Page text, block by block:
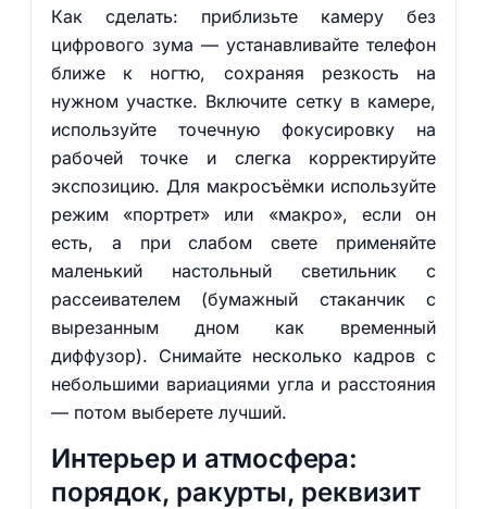
Как сделать: приблизьте камеру без
цифрового зума — устанавливайте телефон
ближе к ногтю, сохраняя резкость на
нужном участке. Включите сетку в камере,
используйте точечную фокусировку на
рабочей точке и слегка корректируйте
экспозицию. Для макросъёмки используйте
режим «портрет» или «макро», если он
есть, а при слабом свете применяйте
маленький настольный светильник с
рассеивателем (бумажный стаканчик с
вырезанным дном как временный
диффузор). Снимайте несколько кадров с
небольшими вариациями угла и расстояния
— потом выберете лучший.
Интерьер и атмосфера:
порядок, ракурты, реквизит